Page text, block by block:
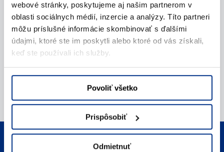
webové stránky, poskytujeme aj našim partnerom v
oblasti sociálnych médií, inzercie a analýzy. Títo partneri
môžu príslušné informácie skombinovať s ďalšími
údajmi, ktoré ste im poskytli alebo ktoré od vás získali,
keď ste používali ich služby.
Povoliť všetko
Prispôsobiť
Odmietnuť
Telefonický kontakt